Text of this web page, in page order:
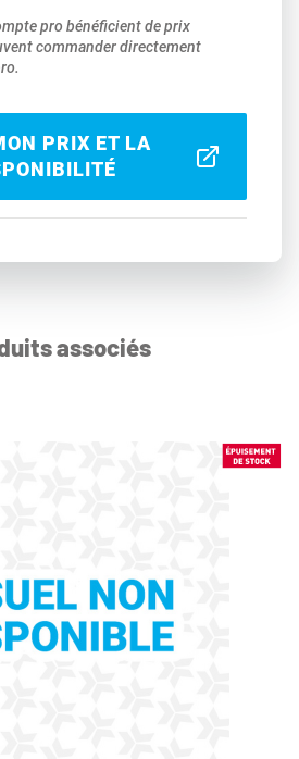
pro bénéficient de prix
commander directement
PRIX ET LA
associés